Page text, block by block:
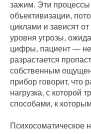
зажим. Эти процессы
объективизации,
циклами и зависят
уровня угрозы,
цифры, пациент —
разрастается
собственным
прибор говорит, что
нагрузка, с которой
способами, к
Психосоматическое